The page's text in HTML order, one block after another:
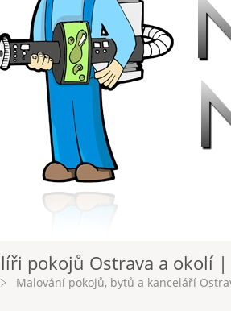
pokojů Ostrava a okolí |
Malování pokojů, bytů a kanceláří